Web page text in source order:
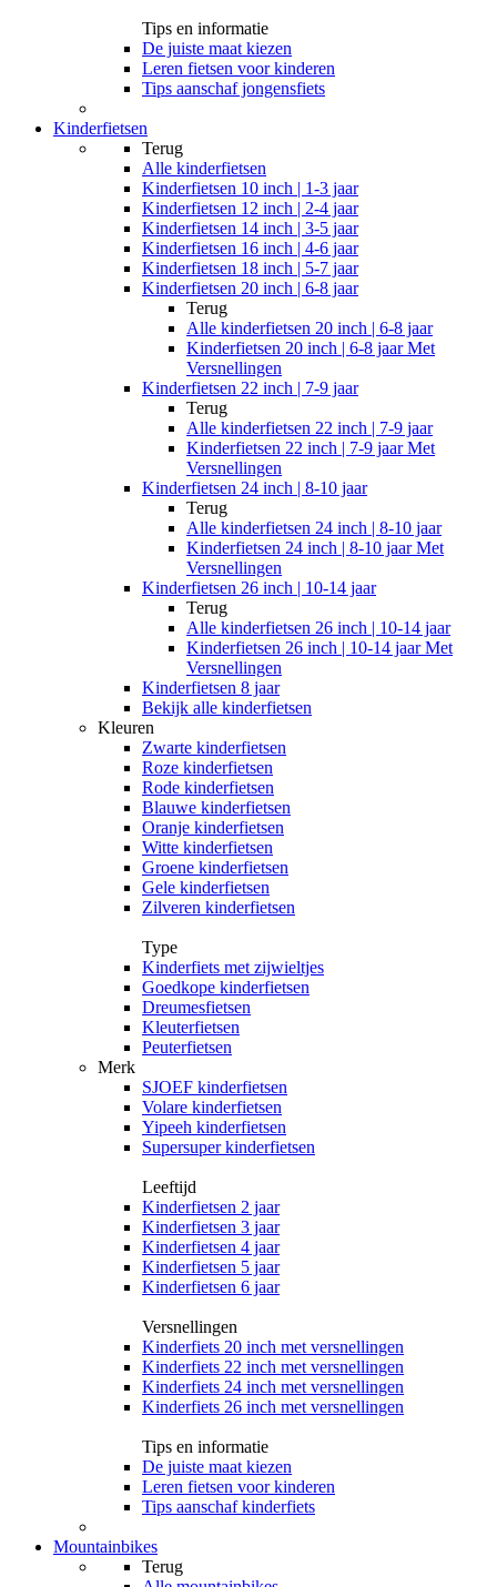
Tips en informatie
De juiste maat kiezen
Leren fietsen voor kinderen
Tips aanschaf jongensfiets
Kinderfietsen
Terug
Alle kinderfietsen
Kinderfietsen 10 inch | 1-3 jaar
Kinderfietsen 12 inch | 2-4 jaar
Kinderfietsen 14 inch | 3-5 jaar
Kinderfietsen 16 inch | 4-6 jaar
Kinderfietsen 18 inch | 5-7 jaar
Kinderfietsen 20 inch | 6-8 jaar
Terug
Alle kinderfietsen 20 inch | 6-8 jaar
Kinderfietsen 20 inch | 6-8 jaar Met
Versnellingen
Kinderfietsen 22 inch | 7-9 jaar
Terug
Alle kinderfietsen 22 inch | 7-9 jaar
Kinderfietsen 22 inch | 7-9 jaar Met
Versnellingen
Kinderfietsen 24 inch | 8-10 jaar
Terug
Alle kinderfietsen 24 inch | 8-10 jaar
Kinderfietsen 24 inch | 8-10 jaar Met
Versnellingen
Kinderfietsen 26 inch | 10-14 jaar
Terug
Alle kinderfietsen 26 inch | 10-14 jaar
Kinderfietsen 26 inch | 10-14 jaar Met
Versnellingen
Kinderfietsen 8 jaar
Bekijk alle kinderfietsen
Kleuren
Zwarte kinderfietsen
Roze kinderfietsen
Rode kinderfietsen
Blauwe kinderfietsen
Oranje kinderfietsen
Witte kinderfietsen
Groene kinderfietsen
Gele kinderfietsen
Zilveren kinderfietsen
Type
Kinderfiets met zijwieltjes
Goedkope kinderfietsen
Dreumesfietsen
Kleuterfietsen
Peuterfietsen
Merk
SJOEF kinderfietsen
Volare kinderfietsen
Yipeeh kinderfietsen
Supersuper kinderfietsen
Leeftijd
Kinderfietsen 2 jaar
Kinderfietsen 3 jaar
Kinderfietsen 4 jaar
Kinderfietsen 5 jaar
Kinderfietsen 6 jaar
Versnellingen
Kinderfiets 20 inch met versnellingen
Kinderfiets 22 inch met versnellingen
Kinderfiets 24 inch met versnellingen
Kinderfiets 26 inch met versnellingen
Tips en informatie
De juiste maat kiezen
Leren fietsen voor kinderen
Tips aanschaf kinderfiets
Mountainbikes
Terug